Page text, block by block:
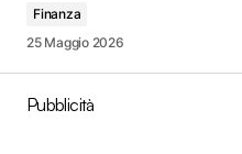
Finanza
25 Maggio 2026
Pubblicità